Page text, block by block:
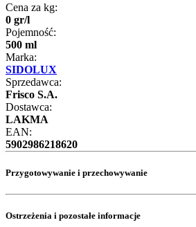
Cena za kg:
0 gr/l
Pojemność:
500 ml
Marka:
SIDOLUX
Sprzedawca:
Frisco S.A.
Dostawca:
LAKMA
EAN:
5902986218620
Przygotowywanie i przechowywanie
Ostrzeżenia i pozostałe informacje